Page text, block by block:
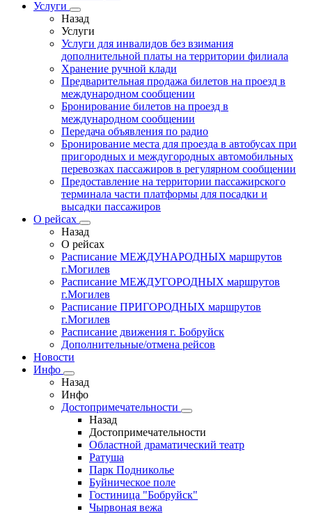
Услуги
Назад
Услуги
Услуги для инвалидов без взимания
дополнительной платы на территории филиала
Хранение ручной клади
Предварительная продажа билетов на проезд в
международном сообщении
Бронирование билетов на проезд в
международном сообщении
Передача объявления по радио
Бронирование места для проезда в автобусах при
пригородных и междугородных автомобильных
перевозках пассажиров в регулярном сообщении
Предоставление на территории пассажирского
терминала части платформы для посадки и
высадки пассажиров
О рейсах
Назад
О рейсах
Расписание МЕЖДУНАРОДНЫХ маршрутов
г.Могилев
Расписание МЕЖДУГОРОДНЫХ маршрутов
г.Могилев
Расписание ПРИГОРОДНЫХ маршрутов
г.Могилев
Расписание движения г. Бобруйск
Дополнительные/отмена рейсов
Новости
Инфо
Назад
Инфо
Достопримечательности
Назад
Достопримечательности
Областной драматический театр
Ратуша
Парк Подниколье
Буйническое поле
Гостиница "Бобруйск"
Чырвоная вежа